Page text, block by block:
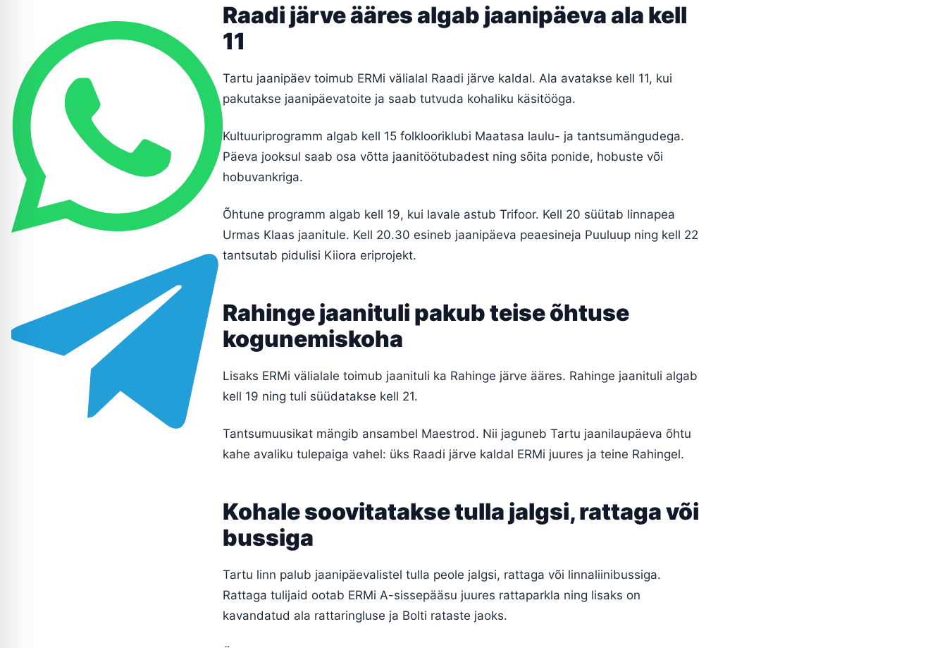
Raadi järve ääres algab jaanipäeva ala kell
11
Tartu jaanipäev toimub ERMi välialal Raadi järve kaldal. Ala avatakse kell 11, kui
pakutakse jaanipäevatoite ja saab tutvuda kohaliku käsitööga.
Kultuuriprogramm algab kell 15 folklooriklubi Maatasa laulu- ja tantsumängudega.
Päeva jooksul saab osa võtta jaanitöötubadest ning sõita ponide, hobuste või
hobuvankriga.
Õhtune programm algab kell 19, kui lavale astub Trifoor. Kell 20 süütab linnapea
Urmas Klaas jaanitule. Kell 20.30 esineb jaanipäeva peaesineja Puuluup ning kell 22
tantsutab pidulisi Kiiora eriprojekt.
Rahinge jaanituli pakub teise õhtuse
kogunemiskoha
Lisaks ERMi välialale toimub jaanituli ka Rahinge järve ääres. Rahinge jaanituli algab
kell 19 ning tuli süüdatakse kell 21.
Tantsumuusikat mängib ansambel Maestrod. Nii jaguneb Tartu jaanilaupäeva õhtu
kahe avaliku tulepaiga vahel: üks Raadi järve kaldal ERMi juures ja teine Rahingel.
Kohale soovitatakse tulla jalgsi, rattaga või
bussiga
Tartu linn palub jaanipäevalistel tulla peole jalgsi, rattaga või linnaliinibussiga.
Rattaga tulijaid ootab ERMi A-sissepääsu juures rattaparkla ning lisaks on
kavandatud ala rattaringluse ja Bolti rataste jaoks.